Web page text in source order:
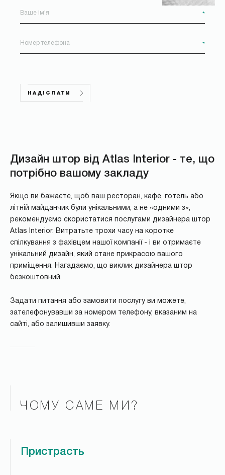
*
*
НАДІСЛАТИ
Дизайн штор від Atlas Interior - те, що
потрібно вашому закладу
Якщо ви бажаєте, щоб ваш ресторан, кафе, готель або
літній майданчик були унікальними, а не «одними з»,
рекомендуємо скористатися послугами дизайнера штор
Atlas Interior. Витратьте трохи часу на коротке
спілкування з фахівцем нашої компанії - і ви отримаєте
унікальний дизайн, який стане прикрасою вашого
приміщення. Нагадаємо, що виклик дизайнера штор
безкоштовний.
Задати питання або замовити послугу ви можете,
зателефонувавши за номером телефону, вказаним на
сайті, або залишивши заявку.
ЧОМУ САМЕ МИ?
Пристрасть